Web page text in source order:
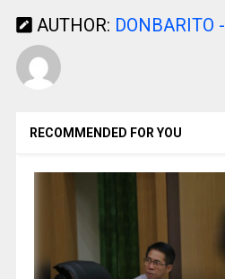
AUTHOR: DONBARITO -
RECOMMENDED FOR YOU